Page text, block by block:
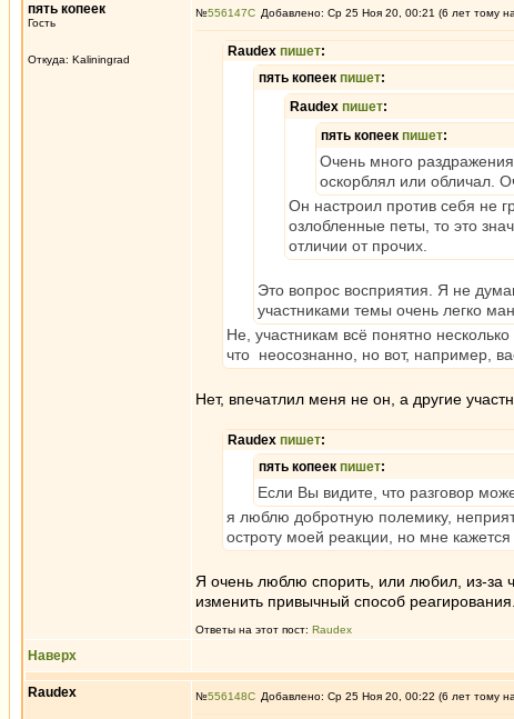
пять копеек
Гость
Откуда: Kaliningrad
№556147 Добавлено: Ср 25 Ноя 20, 00:21 (6 лет тому
Raudex пишет:
пять копеек пишет:
Raudex пишет:
пять копеек пишет:
Очень много
оскорблял или обличал.
Он настроил против себя не
озлобленные петы, то это
отличии от прочих.
Это вопрос восприятия. Я не
участниками темы очень легко
Не, участникам всё понятно
что неосознанно, но вот, например,
Нет, впечатлил меня не он, а другие
Raudex пишет:
пять копеек пишет:
Если Вы видите, что разговор
я люблю добротную полемику,
остроту моей реакции, но мне
Я очень люблю спорить, или любил, из-за
изменить привычный способ реагирования.
Ответы на этот пост: Raudex
Наверх
Raudex №556148 Добавлено: Ср 25 Ноя 20, 00:22 (6 лет тому